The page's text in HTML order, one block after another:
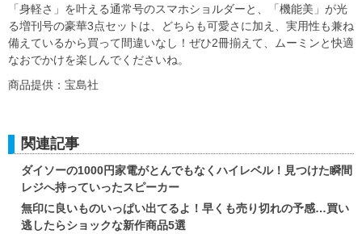
「身軽さ」を叶える通常号のスマホショルダーと、「機能美」が光
る増刊号の豪華3点セットは、どちらも可愛さに加え、実用性も兼ね
備えているから買って間違いなし！ぜひ2冊揃えて、ムーミンと快適
なおでかけを楽しんでくださいね。
商品提供：宝島社
関連記事
ダイソーの1000円家電がとんでもなくハイレベル！見つけた瞬間
レジへ持っていったスピーカー
無印に良いものいっぱい出てるよ！早くも売り切れの予感…買い
逃したらショックな新作商品5選